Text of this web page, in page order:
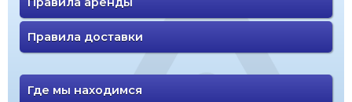
Правила доставки
Где мы находимся